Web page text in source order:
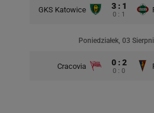
GKS Katowice 3 : 1
0 : 1
Poniedziałek, 03
Cracovia 0 : 2
0 : 0